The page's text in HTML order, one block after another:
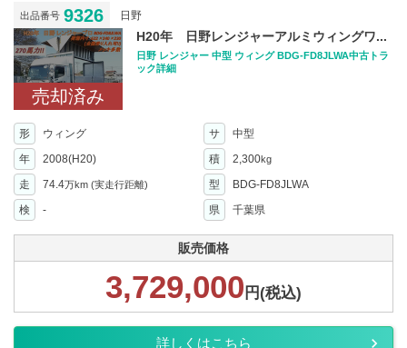
出品番号 9326 日野
売却済み
H20年 日野レンジャーアルミウィングワ...
日野 レンジャー 中型 ウィング BDG-FD8JLWA中古トラ
ック詳細
形 ウィング サ
中型
年
2008(H20) 積 2,300kg
走 74.4万km (実走行距離) 型
BDG-FD8JLWA
検
- 県 千葉県
販売価格
3,729,000 円(税込)
詳しくはこちら